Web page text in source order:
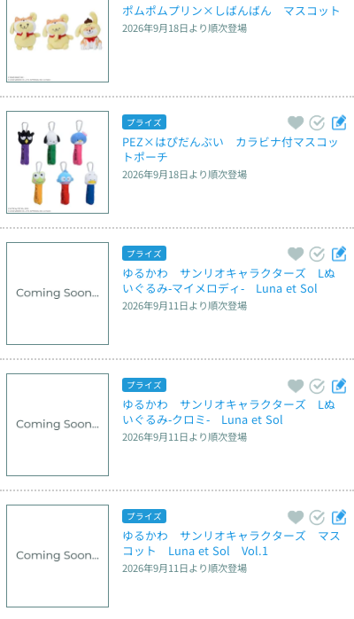
ポムポムプリン×しばんばん　マスコット
2026年9月18日より順次登場
プライズ
PEZ×はぴだんぶい　カラビナ付マスコッ
トポーチ
2026年9月18日より順次登場
プライズ
ゆるかわ　サンリオキャラクターズ　Lぬ
いぐるみ‐マイメロディ‐　Luna et Sol
2026年9月11日より順次登場
プライズ
ゆるかわ　サンリオキャラクターズ　Lぬ
いぐるみ‐クロミ‐　Luna et Sol
2026年9月11日より順次登場
プライズ
ゆるかわ　サンリオキャラクターズ　マス
コット　Luna et Sol　Vol.1
2026年9月11日より順次登場